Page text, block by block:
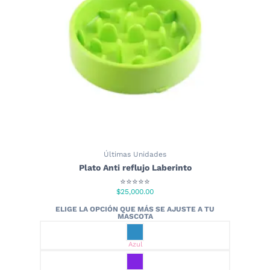
elegir
en
la
página
de
producto
Últimas Unidades
Plato Anti reflujo Laberinto
⭐⭐⭐⭐⭐
$25,000.00
Azul